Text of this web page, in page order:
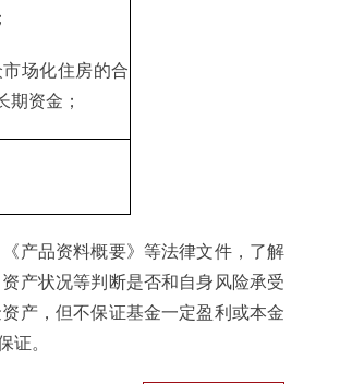
场化住房的合
期资金；
产品资料概要》等法律文件，了解
产状况等判断是否和自身风险承受
产，但不保证基金一定盈利或本金
证。